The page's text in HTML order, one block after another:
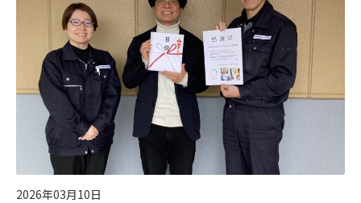
発電所・蓄電所一覧
コーポレートPPA
太陽光発電
蓄電事業
CEOメッセージ
企業理念
中期経営計画
私たちの想い
理念・ポリシー
環境
社会
ガバナンス
採用情報
IR情報
IR情報 トップ
IRニュース
現場から
2026年03月10日